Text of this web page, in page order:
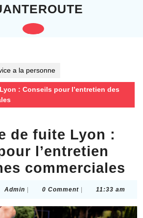
Open
a la personne
: Conseils pour l’entretien des
de fuite Lyon :
l’entretien
commerciales
Admin Admin0 Comment 11:33 am